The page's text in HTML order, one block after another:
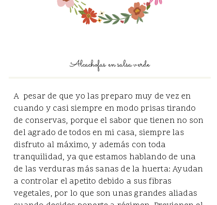
Alcachofas en salsa verde
A pesar de que yo las preparo muy de vez en
cuando y casi siempre en modo prisas tirando
de conservas, porque el sabor que tienen no son
del agrado de todos en mi casa, siempre las
disfruto al máximo, y además con toda
tranquilidad, ya que estamos hablando de una
de las verduras más sanas de la huerta: Ayudan
a controlar el apetito debido a sus fibras
vegetales, por lo que son unas grandes aliadas